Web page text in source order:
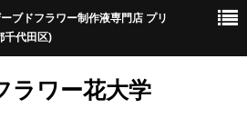
ブドフラワー制作液専門店 プリ
千代田区)
ラワー花大学